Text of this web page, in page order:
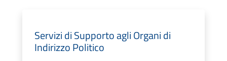
Servizi di Supporto agli Organi di
Indirizzo Politico